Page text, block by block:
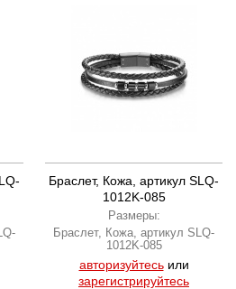
Браслет, Кожа, артикул SLQ-
1012K-085
Размеры:
Браслет, Кожа, артикул SLQ-
1012K-085
авторизуйтесьили
зарегистрируйтесь